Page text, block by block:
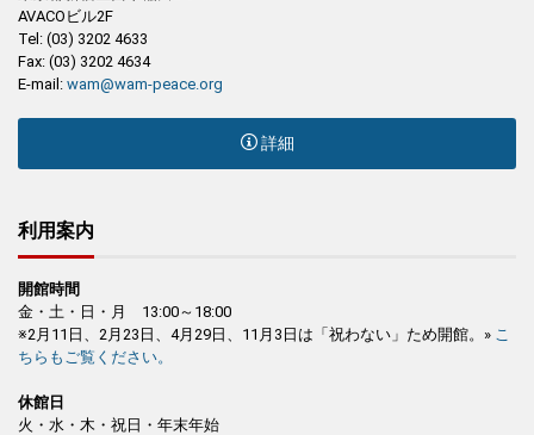
AVACOビル2F
Tel: (03) 3202 4633
Fax: (03) 3202 4634
E-mail: wam@wam-peace.org
詳細
利用案内
開館時間
金・土・日・月 13:00～18:00
※2月11日、2月23日、4月29日、11月3日は「祝わない」ため開館。» こ
ちらもご覧ください。
休館日
火・水・木・祝日・年末年始